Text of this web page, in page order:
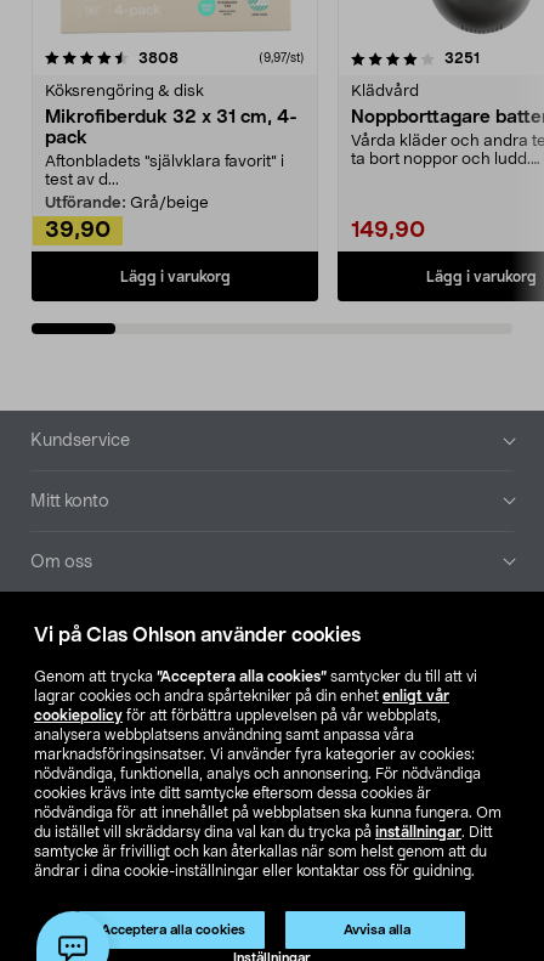
Vi på Clas Ohlson använder cookies
Genom att trycka ”Acceptera alla cookies” samtycker du till att vi
lagrar cookies och andra spårtekniker på din enhet enligt vår
cookiepolicy för att förbättra upplevelsen på vår webbplats,
analysera webbplatsens användning samt anpassa våra
marknadsföringsinsatser. Vi använder fyra kategorier av cookies:
nödvändiga, funktionella, analys och annonsering. För nödvändiga
cookies krävs inte ditt samtycke eftersom dessa cookies är
nödvändiga för att innehållet på webbplatsen ska kunna fungera. Om
du istället vill skräddarsy dina val kan du trycka på inställningar. Ditt
samtycke är frivilligt och kan återkallas när som helst genom att du
ändrar i dina cookie-inställningar eller kontaktar oss för guidning.
Acceptera alla cookies Avvisa alla
Inställningar
3808recensioner (9,97/st)
Köksrengöring & disk
Mikrofiberduk 32 x 31 cm, 4-
pack
Aftonbladets "självklara favorit” i
test av d...
Utförande: Grå/beige
39,90
Lägg i varukorg
4.0av 5 stjärnor 3251
Klädvård
Noppborttagare
Vårda kläder och andra
ta bort noppor och ludd.
149,90
Lägg i varukorg
4.5av 5 stjärnor
Sidfot
Kundservice
Mitt konto
Om oss
Aktuellt
Våra bolag
Hitta butik
SE NO FI